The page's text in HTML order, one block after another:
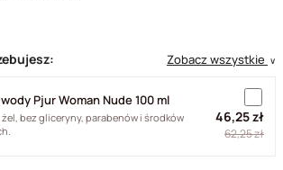
Zobacz wszystkie ∨
Pjur Woman Nude 100 ml
bez gliceryny, parabenów i środków
46,25 zł
62,25 zł